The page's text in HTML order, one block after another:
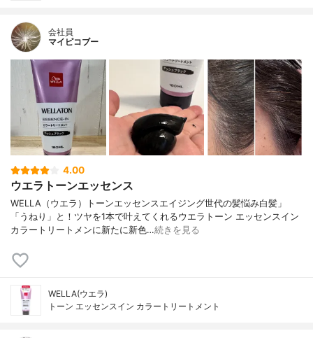
会社員
マイピコブー
4.00
ウエラトーンエッセンス
WELLA（ウエラ）トーンエッセンスエイジング世代の髪悩み白髪」
「うねり」と！ツヤを1本で叶えてくれるウエラトーン エッセンスイン
カラートリートメンに新たに新色…続きを見る
WELLA(ウエラ)
トーン エッセンスイン カラートリートメント